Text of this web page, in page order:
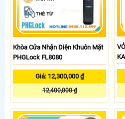
Khòa Cửa Nhận Diện Khuôn Mặt
PHGLock FL8080
Giá: 12,300,000 ₫
12,400,000 ₫